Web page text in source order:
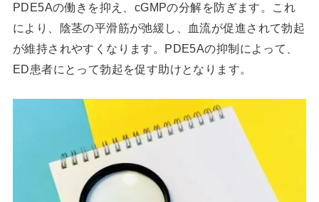
PDE5Aの働きを抑え、cGMPの分解を防ぎます。これ
により、陰茎の平滑筋が弛緩し、血流が促進されて勃起
が維持されやすくなります。PDE5Aの抑制によって、
ED患者にとって勃起を促す助けとなります。